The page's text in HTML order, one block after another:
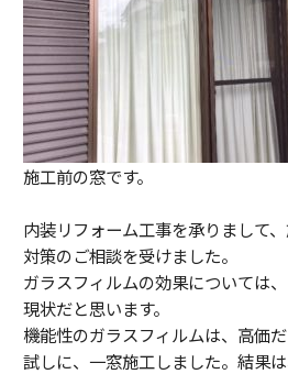
施工前の窓です。
内装リフォーム工事を承りまして
対策のご相談を受けました。
ガラスフィルムの効果については
現状だと思います。
機能性のガラスフィルムは、高価だ
試しに、一窓施工しました。結果は